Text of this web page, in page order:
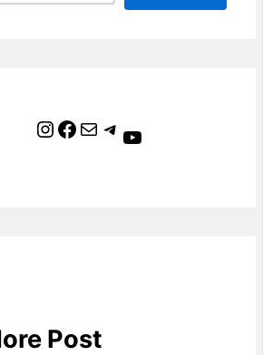
Instagram Facebook Mail Telegram YouTube
Post